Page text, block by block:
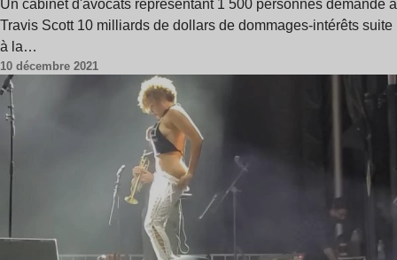
Un cabinet d'avocats représentant 1 500 personnes demande à
Travis Scott 10 milliards de dollars de dommages-intérêts suite
à la…
10 décembre 2021